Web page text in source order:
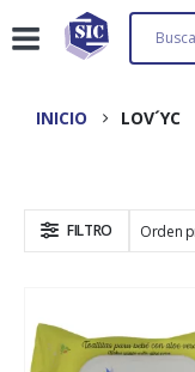
INICIO LOV´YC
FILTRO